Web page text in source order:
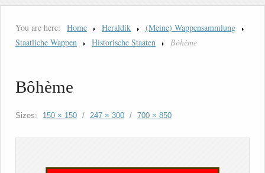
You are here: Home Heraldik
(Meine) Wappensammlung
Staatliche Wappen
Historische Staaten Bôhème
Bôhème
Sizes: 150 × 150 / 247 × 300 / 700 × 850